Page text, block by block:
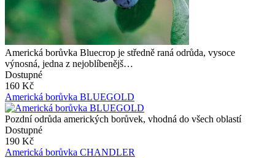
Americká borůvka Bluecrop je středně raná odrůda, vysoce
výnosná, jedna z nejoblíbenějš…
Dostupné
160 Kč
Americká borůvka BLUEGOLD
Pozdní odrůda amerických borůvek, vhodná do všech oblastí
Dostupné
190 Kč
Americká borůvka CHANDLER